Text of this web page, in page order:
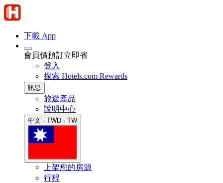
下載 App
會員價預訂立即省
登入
探索 Hotels.com Rewards
訊息
旅遊產品
說明中心
中文 · TWD · TW
上架您的房源
行程